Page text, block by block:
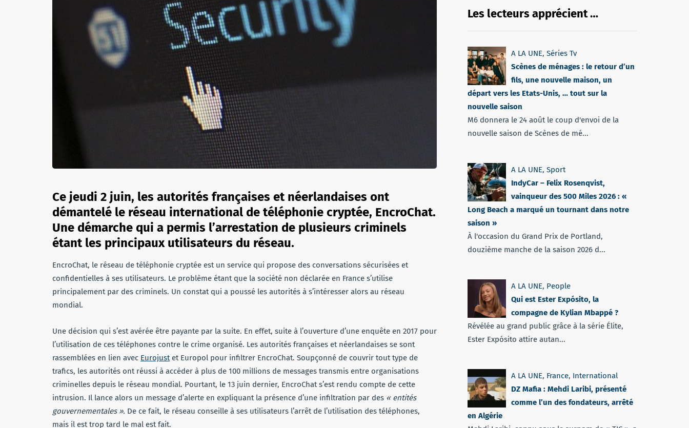
Ce jeudi 2 juin, les autorités françaises et néerlandaises ont
démantelé le réseau international de téléphonie cryptée, EncroChat.
Une démarche qui a permis l’arrestation de plusieurs criminels
étant les principaux utilisateurs du réseau.
EncroChat, le réseau de téléphonie cryptée est un service qui propose des conversations sécurisées et
confidentielles à ses utilisateurs. Le problème étant que la société non déclarée en France s’utilise
principalement par des criminels. Un constat qui a poussé les autorités à s’intéresser alors au réseau
mondial.
Une décision qui s’est avérée être payante par la suite. En effet, suite à l’ouverture d’une enquête en 2017 pour
l’utilisation de ces téléphones contre le crime organisé. Les autorités françaises et néerlandaises se sont
rassemblées en lien avec Eurojustet Europol pour infiltrer EncroChat. Soupçonné de couvrir tout type de
trafics, les autorités ont réussi à accéder à plus de 100 millions de messages transmis entre organisations
criminelles depuis le réseau mondial. Pourtant, le 13 juin dernier, EncroChat s’est rendu compte de cette
intrusion. Il lance alors un message d’alerte en expliquant la présence d’une infiltration par des « entités
gouvernementales ». De ce fait, le réseau conseille à ses utilisateurs l’arrêt de l’utilisation des téléphones,
mais il est trop tard le mal est fait.
Les lecteurs apprécient …
A LA UNE, Séries Tv
Scènes de ménages : le retour d’un
fils, une nouvelle maison, un
départ vers les Etats-Unis, … tout sur la
nouvelle saison
M6 donnera le 24 août le coup d'envoi de la
nouvelle saison de Scènes de mé...
A LA UNE, Sport
IndyCar – Felix Rosenqvist,
vainqueur des 500 Miles 2026 : «
Long Beach a marqué un tournant dans notre
saison »
À l'occasion du Grand Prix de Portland,
douzième manche de la saison 2026 d...
A LA UNE, People
Qui est Ester Expósito, la
compagne de Kylian Mbappé ?
Révélée au grand public grâce à la série Élite,
Ester Expósito attire autan...
A LA UNE, France, International
DZ Mafia : Mehdi Laribi, présenté
comme l’un des fondateurs, arrêté
en Algérie